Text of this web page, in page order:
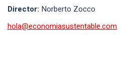
Director: Norberto Zocco
hola@economiasustentable.com